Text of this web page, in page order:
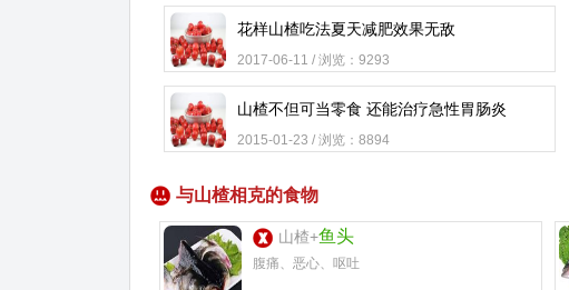
花样山楂吃法夏天减肥效果无敌
2017-06-11 / 浏览：9293
山楂不但可当零食 还能治疗急性胃肠炎
2015-01-23 / 浏览：8894
与山楂相克的食物
山楂+鱼头
腹痛、恶心、呕吐